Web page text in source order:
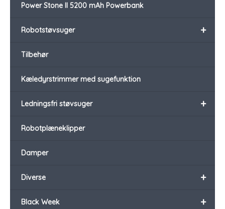
Power Stone II 5200 mAh Powerbank
+
Robotstøvsuger
Tilbehør
Kæledyrstrimmer med sugefunktion
+
Ledningsfri støvsuger
Robotplæneklipper
Damper
+
Diverse
+
Black Week